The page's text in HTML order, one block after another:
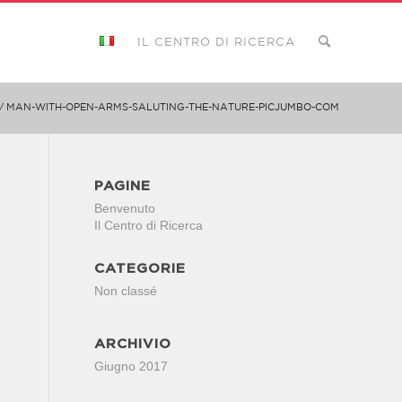
IL CENTRO DI RICERCA
/ MAN-WITH-OPEN-ARMS-SALUTING-THE-NATURE-PICJUMBO-COM
PAGINE
Benvenuto
Il Centro di Ricerca
CATEGORIE
Non classé
ARCHIVIO
Giugno 2017